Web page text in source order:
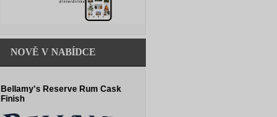
NOVĚ V NABÍDCE
Bellamy's Reserve Rum Cask
Finish